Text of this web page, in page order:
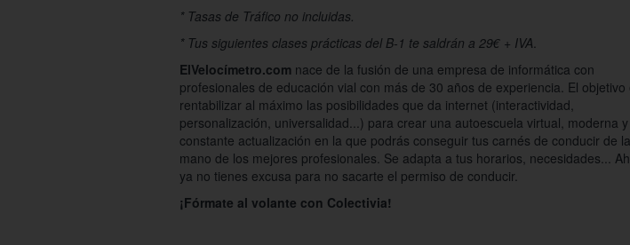
* Tasas de Tráfico no incluidas.
* Tus siguientes clases prácticas del B-1 te saldrán a 29€ + IVA.
ElVelocímetro.com nace de la fusión de una empresa de informática con
profesionales de educación vial con más de 30 años de experiencia. El objetivo
rentabilizar al máximo las posibilidades que da internet (interactividad,
personalización, universalidad...) para crear una autoescuela virtual, moderna
constante actualización en la que podrás conseguir tus carnés de conducir de la
mano de los mejores profesionales. Se adapta a tus horarios, necesidades...
ya no tienes excusa para no sacarte el permiso de conducir.
¡Fórmate al volante con Colectivia!